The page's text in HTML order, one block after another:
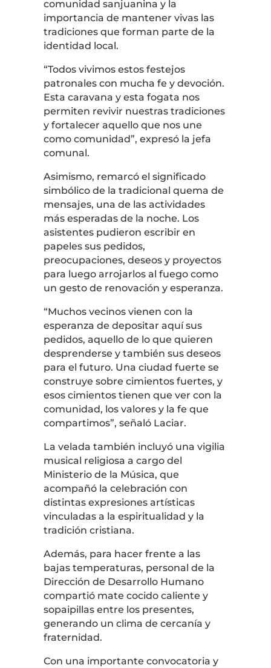
comunidad sanjuanina y la
importancia de mantener vivas las
tradiciones que forman parte de la
identidad local.
“Todos vivimos estos festejos
patronales con mucha fe y devoción.
Esta caravana y esta fogata nos
permiten revivir nuestras tradiciones
y fortalecer aquello que nos une
como comunidad”, expresó la jefa
comunal.
Asimismo, remarcó el significado
simbólico de la tradicional quema de
mensajes, una de las actividades
más esperadas de la noche. Los
asistentes pudieron escribir en
papeles sus pedidos,
preocupaciones, deseos y proyectos
para luego arrojarlos al fuego como
un gesto de renovación y esperanza.
“Muchos vecinos vienen con la
esperanza de depositar aquí sus
pedidos, aquello de lo que quieren
desprenderse y también sus deseos
para el futuro. Una ciudad fuerte se
construye sobre cimientos fuertes, y
esos cimientos tienen que ver con la
comunidad, los valores y la fe que
compartimos”, señaló Laciar.
La velada también incluyó una vigilia
musical religiosa a cargo del
Ministerio de la Música, que
acompañó la celebración con
distintas expresiones artísticas
vinculadas a la espiritualidad y la
tradición cristiana.
Además, para hacer frente a las
bajas temperaturas, personal de la
Dirección de Desarrollo Humano
compartió mate cocido caliente y
sopaipillas entre los presentes,
generando un clima de cercanía y
fraternidad.
Con una importante convocatoria y